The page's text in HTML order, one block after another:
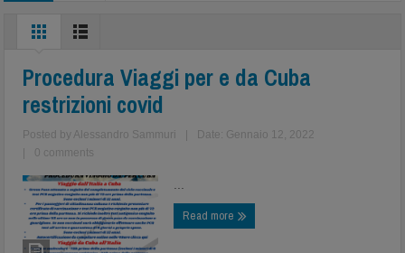
Procedura Viaggi per e da Cuba
restrizioni covid
Posted by Alessandro Sammuri
Date: Gennaio 12, 2022
0 comments
Read more